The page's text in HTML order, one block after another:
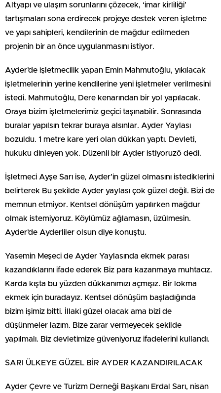
Altyapı ve ulaşım sorunlarını çözecek, ‘imar kirliliği’
tartışmaları sona erdirecek projeye destek veren işletme
ve yapı sahipleri, kendilerinin de mağdur edilmeden
projenin bir an önce uygulanmasını istiyor.
Ayder’de işletmecilik yapan Emin Mahmutoğlu, yıkılacak
işletmelerinin yerine kendilerine yeni işletmeler verilmesini
istedi. Mahmutoğlu, Dere kenarından bir yol yapılacak.
Oraya bizim işletmelerimiz geçici taşınabilir. Sonrasında
buralar yapılsın tekrar buraya alsınlar. Ayder Yaylası
bozuldu. 1 metre kare yeri olan dükkan yaptı. Devleti,
hukuku dinleyen yok. Düzenli bir Ayder istiyoruzö dedi.
İşletmeci Ayşe Sarı ise, Ayder’in güzel olmasını istediklerini
belirterek Bu şekilde Ayder yaylası çok güzel değil. Bizi de
memnun etmiyor. Kentsel dönüşüm yapılırken mağdur
olmak istemiyoruz. Köylümüz ağlamasın, üzülmesin.
Ayder’de Ayderliler olsun diye konuştu.
Yasemin Meşeci de Ayder Yaylasında ekmek parası
kazandıklarını ifade ederek Biz para kazanmaya muhtacız.
Karda kışta bu yüzden dükkanımızı açmışız. Bir lokma
ekmek için buradayız. Kentsel dönüşüm başladığında
bizim işimiz bitti. İllaki güzel olacak ama bizi de
düşünmeler lazım. Bize zarar vermeyecek şekilde
yapılmalı. Biz devletimize güveniyoruz ifadelerini kullandı.
SARI ÜLKEYE GÜZEL BİR AYDER KAZANDIRILACAK
Ayder Çevre ve Turizm Derneği Başkanı Erdal Sarı, nisan